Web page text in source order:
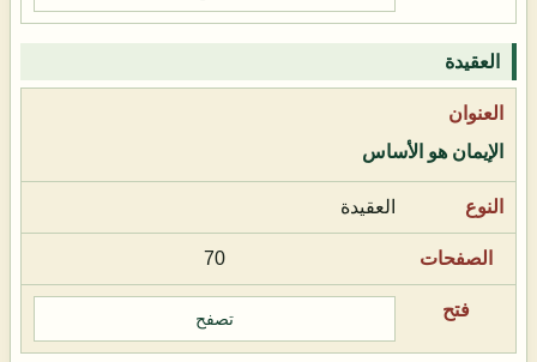
العقيدة
الإيمان هو الأساس
العقيدة
70
تصفح